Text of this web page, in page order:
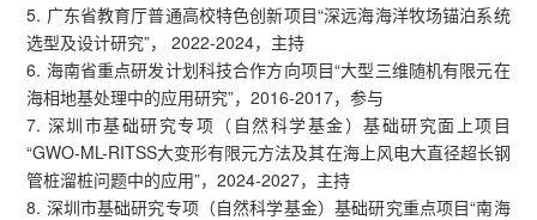
5. 广东省教育厅普通高校特色创新项目“深远海海洋牧场锚泊系统
选型及设计研究”， 2022-2024，主持
6. 海南省重点研发计划科技合作方向项目“大型三维随机有限元在
海相地基处理中的应用研究”，2016-2017，参与
7. 深圳市基础研究专项（自然科学基金）基础研究面上项目
“GWO-ML-RITSS大变形有限元方法及其在海上风电大直径超长钢
管桩溜桩问题中的应用”，2024-2027，主持
8. 深圳市基础研究专项（自然科学基金）基础研究重点项目“南海